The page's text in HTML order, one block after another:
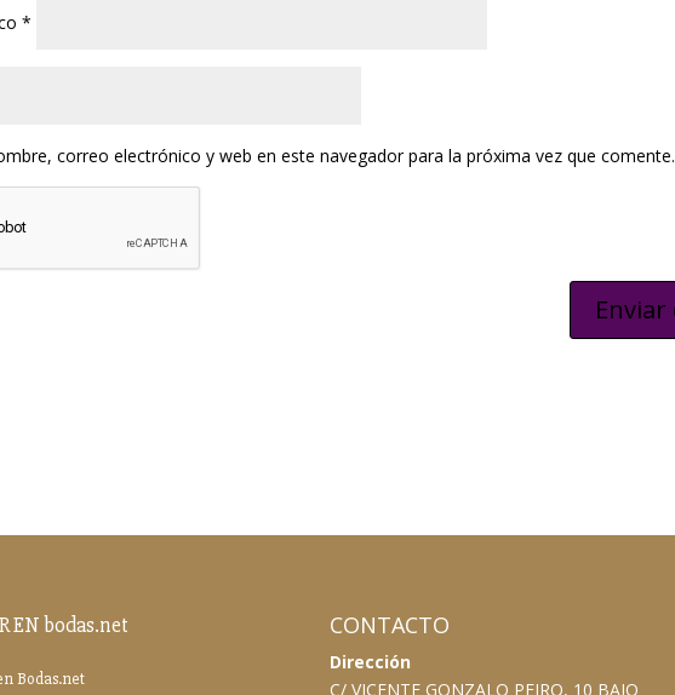
*
correo electrónico y web en este navegador para la próxima vez que comente.
EN bodas.net CONTACTO
Dirección
C/ VICENTE GONZALO PEIRO, 10 BAJO